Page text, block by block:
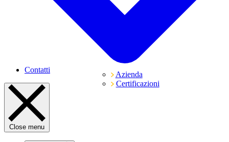
Azienda
Certificazioni
Contatti
Close menu